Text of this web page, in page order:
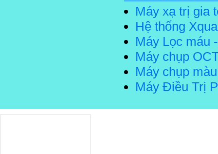
Máy xạ trị gia
Hệ thống
Máy Lọc máu
Máy chụp
Máy chụp
Máy Điều Trị